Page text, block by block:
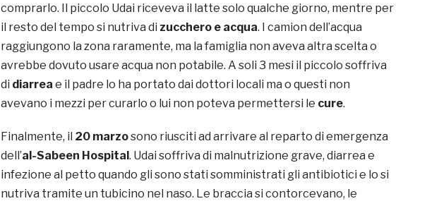
comprarlo. Il piccolo Udai riceveva il latte solo qualche giorno, mentre per
il resto del tempo si nutriva di zucchero e acqua. I camion dell’acqua
raggiungono la zona raramente, ma la famiglia non aveva altra scelta o
avrebbe dovuto usare acqua non potabile. A soli 3 mesi il piccolo soffriva
di diarrea e il padre lo ha portato dai dottori locali ma o questi non
avevano i mezzi per curarlo o lui non poteva permettersi le cure.
Finalmente, il 20 marzosono riusciti ad arrivare al reparto di emergenza
dell’al-Sabeen Hospital. Udai soffriva di malnutrizione grave, diarrea e
infezione al petto quando gli sono stati somministrati gli antibiotici e lo si
nutriva tramite un tubicino nel naso. Le braccia si contorcevano, le